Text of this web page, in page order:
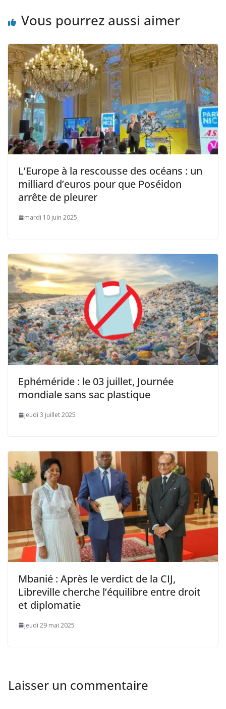
Vous pourrez aussi aimer
L’Europe à la rescousse des océans : un
milliard d’euros pour que Poséidon
arrête de pleurer
mardi 10 juin 2025
Ephéméride : le 03 juillet, Journée
mondiale sans sac plastique
jeudi 3 juillet 2025
Mbanié : Après le verdict de la CIJ,
Libreville cherche l’équilibre entre droit
et diplomatie
jeudi 29 mai 2025
Laisser un commentaire